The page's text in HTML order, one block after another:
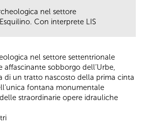
nel settore
Con interprete LIS
nel settore settentrionale
affascinante sobborgo dell’Urbe,
di un tratto nascosto della prima cinta
fontana monumentale
straordinarie opere idrauliche